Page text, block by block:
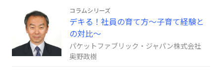
コラムシリーズ
デキる！社員の育て方～子育て経験と
の対比～
パケットファブリック・ジャパン株式会社
奥野政樹